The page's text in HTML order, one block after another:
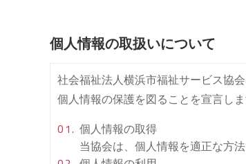
個人情報の取扱いについて
社会福祉法人横浜市福祉サービス協
個人情報の保護を図ることを宣言しま
個人情報の取得
当協会は、個人情報を適正な方